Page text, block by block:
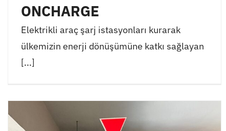
ONCHARGE
Elektrikli araç şarj istasyonları kurarak
ülkemizin enerji dönüşümüne katkı sağlayan
[...]